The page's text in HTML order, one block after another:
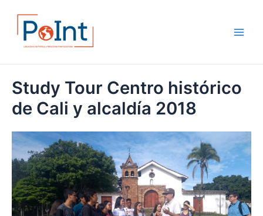
content
Study Tour Centro histórico
de Cali y alcaldía 2018